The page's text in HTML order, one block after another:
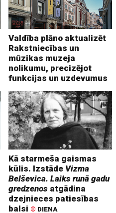
Valdība plāno aktualizēt
Rakstniecības un
mūzikas muzeja
nolikumu, precizējot
funkcijas un uzdevumus
Kā starmeša gaismas
kūlis. Izstāde Vizma
Belševica. Laiks runā gadu
gredzenos atgādina
dzejnieces patiesības
balsi © DIENA